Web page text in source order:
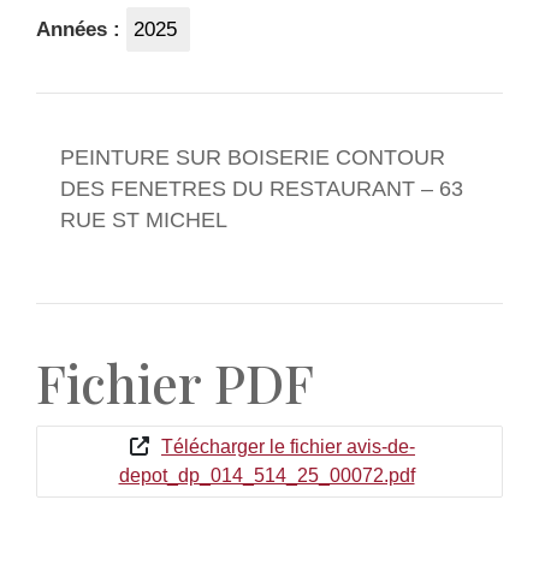
Années : 2025
PEINTURE SUR BOISERIE CONTOUR
DES FENETRES DU RESTAURANT – 63
RUE ST MICHEL
Fichier PDF
Télécharger le fichier avis-de-
depot_dp_014_514_25_00072.pdf